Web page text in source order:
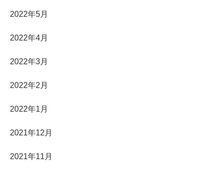
2022年5月
2022年4月
2022年3月
2022年2月
2022年1月
2021年12月
2021年11月